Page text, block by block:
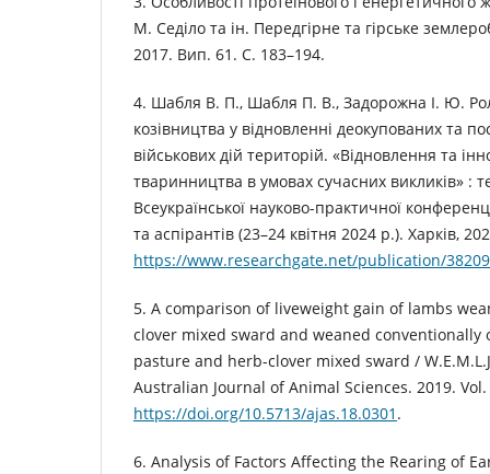
М. Седіло та ін. Передгірне та гірське
2017. Вип. 61. С. 183–194.
4. Шабля В. П., Шабля П. В., Задорожна І. Ю.
козівництва у відновленні деокупованих та
військових дій територій. «Відновлення та
тваринництва в умовах сучасних викликів» :
Всеукраїнської науково-практичної
та аспірантів (23–24 квітня 2024 р.). Харків,
https://www.researchgate.net/publication/
5. A comparison of liveweight gain of lambs
clover mixed sward and weaned conventionally
pasture and herb-clover mixed sward /
Australian Journal of Animal Sciences. 2019. Vol.
https://doi.org/10.5713/ajas.18.0301 .
6. Analysis of Factors Affecting the Rearing of